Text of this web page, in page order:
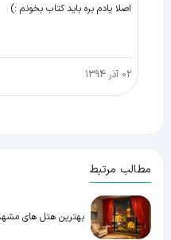
اصلا یادم بره باید کتاب بخونم :)
02 آذر 1394
مطالب مرتبط
بهترین هتل های